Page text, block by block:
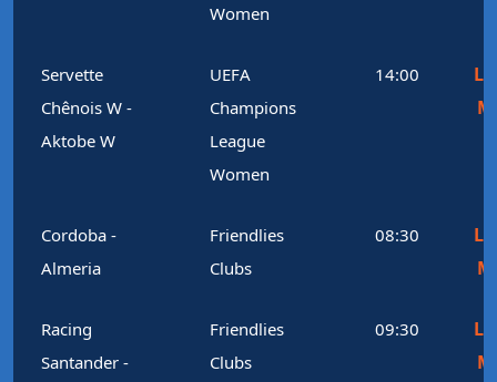
Women
Servette
Chênois W -
Aktobe W
UEFA
Champions
League
Women
14:00
Cordoba -
Almeria
Friendlies
Clubs
08:30
Racing
Santander -
Friendlies
Clubs
09:30